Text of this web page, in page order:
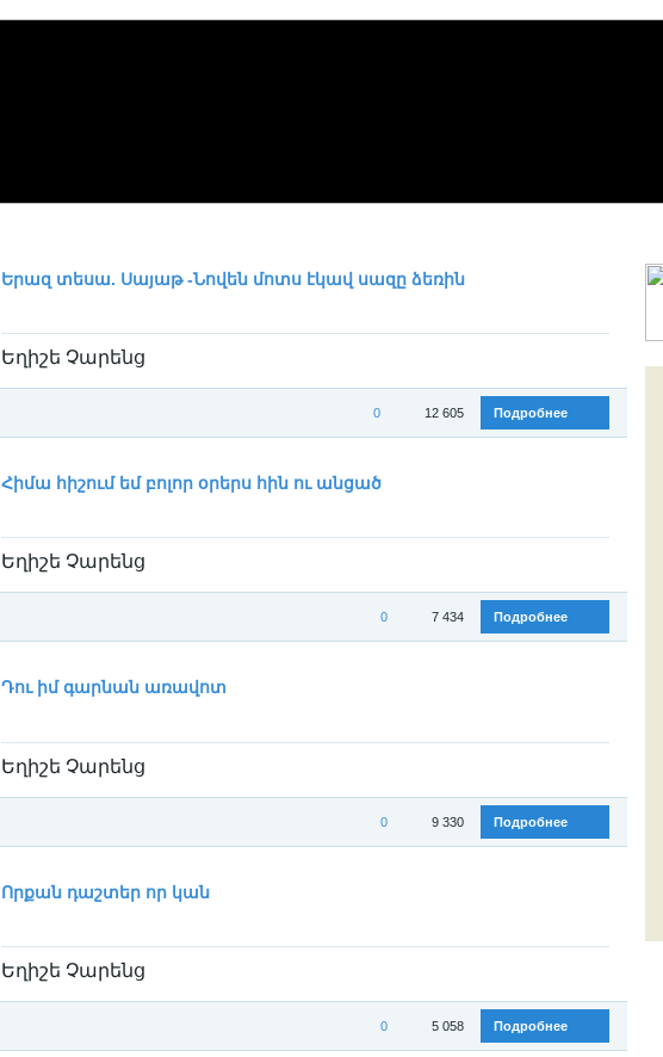
Երազ տեսա. Սայաթ -Նովեն մոտս էկավ սազը ձեռին
Եղիշե Չարենց
Подробнее
12 605
0
Հիմա հիշում եմ բոլոր օրերս հին ու անցած
Եղիշե Չարենց
Подробнее
7 434
0
Դու իմ գարնան առավոտ
Եղիշե Չարենց
Подробнее
9 330
0
Որքան դաշտեր որ կան
Եղիշե Չարենց
Подробнее
5 058
0